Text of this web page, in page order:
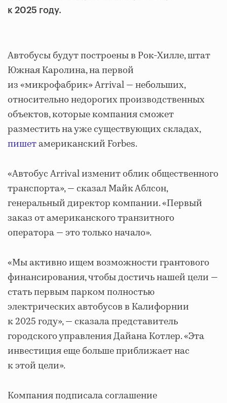
к 2025 году.
Автобусы будут построены в Рок-Хилле, штат
Южная Каролина, на первой
из «микрофабрик» Arrival — небольших,
относительно недорогих производственных
объектов, которые компания сможет
разместить на уже существующих складах,
пишетамериканский Forbes.
«Автобус Arrival изменит облик общественного
транспорта», — сказал Майк Аблсон,
генеральный директор компании. «Первый
заказ от американского транзитного
оператора — это только начало».
«Мы активно ищем возможности грантового
финансирования, чтобы достичь нашей цели —
стать первым парком полностью
электрических автобусов в Калифорнии
к 2025 году», — сказала представитель
городского управления Дайана Котлер. «Эта
инвестиция еще больше приближает нас
к этой цели».
Компания подписала соглашение